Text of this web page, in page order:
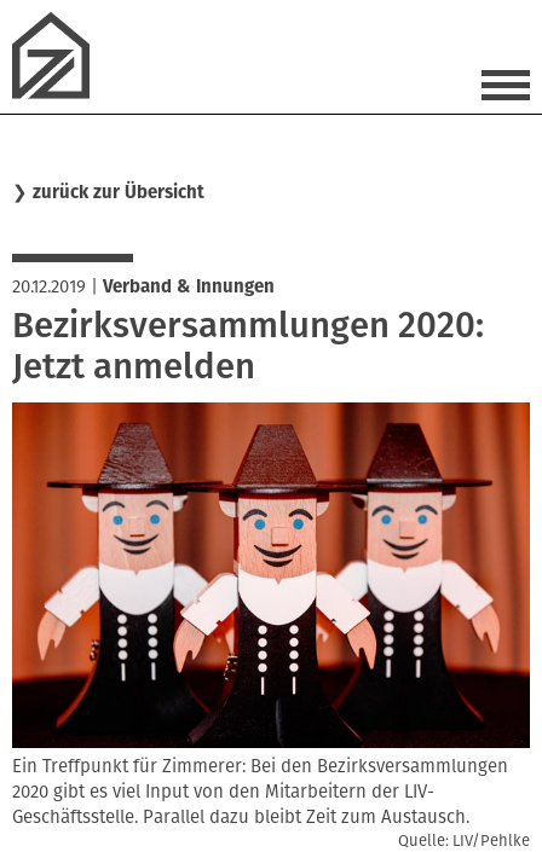
❯ zurück zur Übersicht
20.12.2019 Verband & Innungen
Bezirksversammlungen 2020:
Jetzt anmelden
Ein Treffpunkt für Zimmerer: Bei den Bezirksversammlungen
2020 gibt es viel Input von den Mitarbeitern der LIV-
Geschäftsstelle. Parallel dazu bleibt Zeit zum Austausch.
Quelle: LIV/Pehlke